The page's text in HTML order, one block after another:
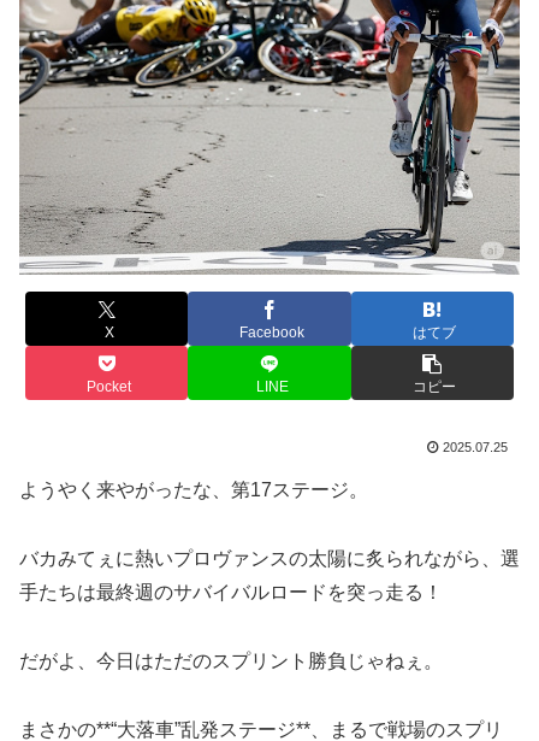
X Facebook はてブ
Pocket LINE コピー
2025.07.25
ようやく来やがったな、第17ステージ。
バカみてぇに熱いプロヴァンスの太陽に炙られながら、選
手たちは最終週のサバイバルロードを突っ走る！
だがよ、今日はただのスプリント勝負じゃねぇ。
まさかの**“大落車”乱発ステージ**、まるで戦場のスプリ